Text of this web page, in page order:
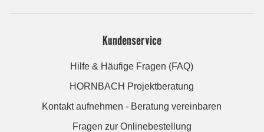
Kundenservice
Hilfe & Häufige Fragen (FAQ)
HORNBACH Projektberatung
Kontakt aufnehmen - Beratung vereinbaren
Fragen zur Onlinebestellung